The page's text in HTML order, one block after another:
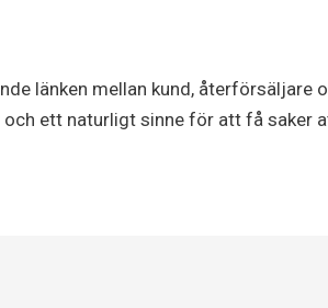
länken mellan kund, återförsäljare
ett naturligt sinne för att få saker